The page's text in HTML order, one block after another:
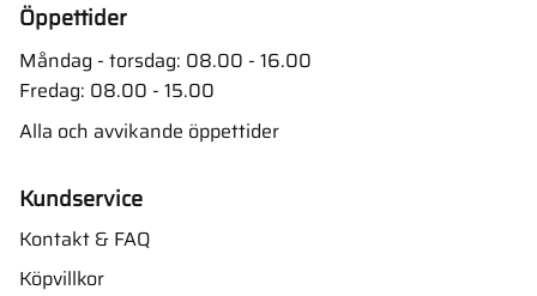
Öppettider
Måndag - torsdag: 08.00 - 16.00
Fredag: 08.00 - 15.00
Alla och avvikande öppettider
Kundservice
Kontakt & FAQ
Köpvillkor